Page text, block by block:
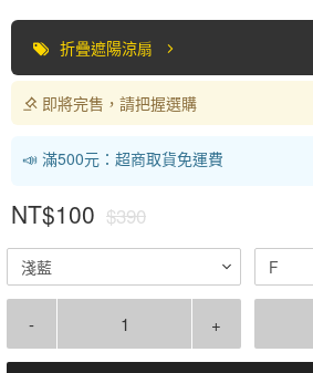
折疊遮陽涼扇
即將完售，請把握選購
📣 滿500元：超商取貨免運費
NT$100 $390
淺藍 F
- +